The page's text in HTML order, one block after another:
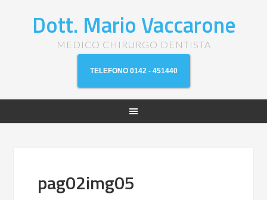
Dott. Mario Vaccarone
MEDICO CHIRURGO DENTISTA
TELEFONO 0142 - 451440
pag02img05